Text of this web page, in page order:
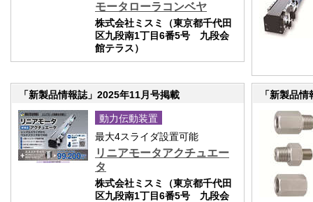
モータローラコンベヤ
株式会社ミスミ（東京都千代田
区九段南1丁目6番5号 九段会
館テラス）
「新製品情報誌」2025年11月号掲載
動力伝動装置
最大4スライダ設置可能
リニアモータアクチュエー
タ
株式会社ミスミ（東京都千代田
区九段南1丁目6番5号 九段会
「新製品